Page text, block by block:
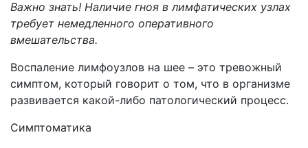
Важно знать! Наличие гноя в лимфатических узлах
требует немедленного оперативного
вмешательства.
Воспаление лимфоузлов на шее – это тревожный
симптом, который говорит о том, что в организме
развивается какой-либо патологический процесс.
Симптоматика